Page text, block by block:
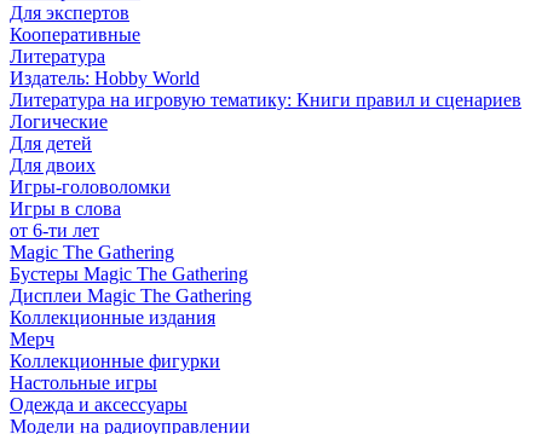
Для экспертов
Кооперативные
Литература
Издатель: Hobby World
Литература на игровую тематику: Книги правил и сценариев
Логические
Для детей
Для двоих
Игры-головоломки
Игры в слова
от 6-ти лет
Magic The Gathering
Бустеры Magic The Gathering
Дисплеи Magic The Gathering
Коллекционные издания
Мерч
Коллекционные фигурки
Настольные игры
Одежда и аксессуары
Модели на радиоуправлении